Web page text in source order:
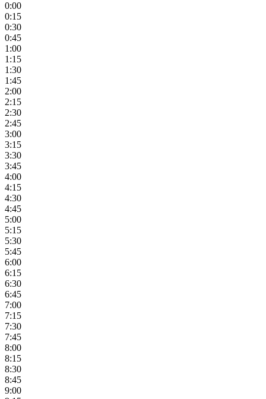
0:00
0:15
0:30
0:45
1:00
1:15
1:30
1:45
2:00
2:15
2:30
2:45
3:00
3:15
3:30
3:45
4:00
4:15
4:30
4:45
5:00
5:15
5:30
5:45
6:00
6:15
6:30
6:45
7:00
7:15
7:30
7:45
8:00
8:15
8:30
8:45
9:00